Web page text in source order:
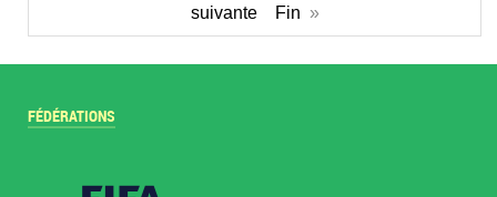
suivante
Fin »
FÉDÉRATIONS